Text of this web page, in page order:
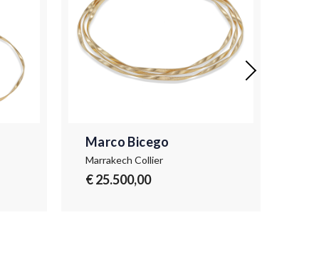
Marco Bicego
Marrakech Collier
€ 25.500,00